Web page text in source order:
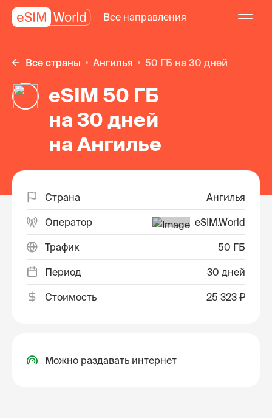
Все направления
Все страны Ангилья 50 ГБ на 30 дней
eSIM 50 ГБ
на 30 дней
на Ангилье
Страна Ангилья
Оператор eSIM.World
Трафик 50 ГБ
Период 30 дней
Стоимость 25 323 ₽
Можно раздавать интернет